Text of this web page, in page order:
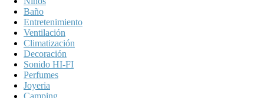
Baño
Entretenimiento
Ventilación
Climatización
Decoración
Sonido HI-FI
Perfumes
Joyeria